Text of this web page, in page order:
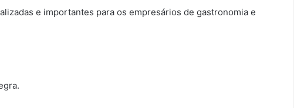
e importantes para os empresários de gastronomia e